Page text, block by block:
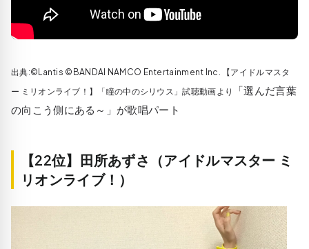
出典:©Lantis ©BANDAI NAMCO Entertainment Inc. 【アイドルマスタ
ー ミリオンライブ！】「瞳の中のシリウス」試聴動画より
「選んだ言葉
の向こう側にある～」が歌唱パート
【22位】田所あずさ（アイドルマスター ミ
リオンライブ！）